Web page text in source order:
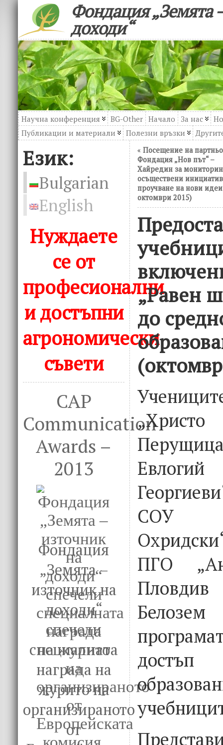
Фондация „Земята
доходи“
Научна конференция BG-Other Начало За нас
Публикации и материали
Полезни връзки
Език:
Bulgarian
English
Нуждаете
се от
професионални
и достъпни
агрономически
съвети
CAP
Communication
Awards –
2013
Фондация
„Земята –
източник на
доходи“
спечели
специалната
награда на
журито на
организираното
от
« Посещение на
Фондация „Нов път“ –
Хайредин за
осъществени
проучване на нови
октомври 2015)
„Равен
до
СОУ
ПГО